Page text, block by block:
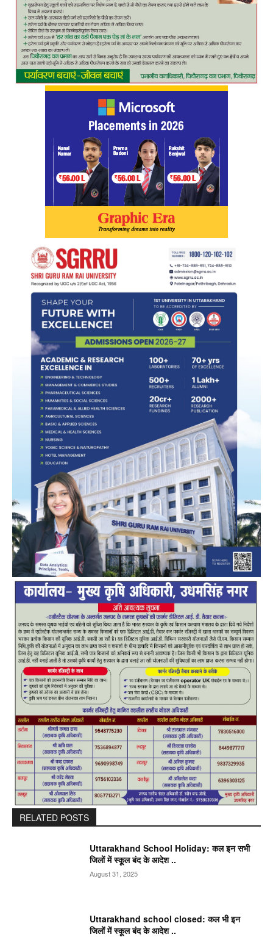
RELATED POSTS
Uttarakhand School Holiday: कल इन सभी
जिलों में स्कूल बंद के आदेश ..
August 31, 2025
Uttarakhand school closed: कल भी इन
जिलों में स्कूल बंद के आदेश ..